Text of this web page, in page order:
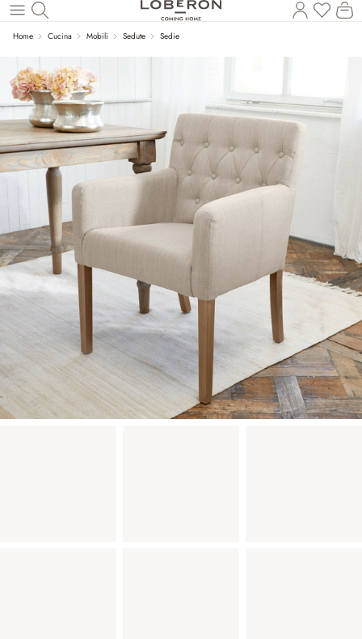
Torna al contenuto principale
Il
Home Cucina Mobili Sedute Sedie